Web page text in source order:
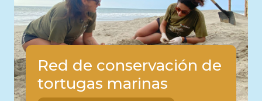
Red de conservación de
tortugas marinas